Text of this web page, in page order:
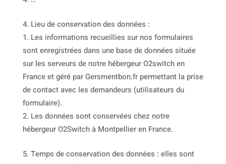
Lieu de conservation des données :
Les informations recueillies sur nos formulaires
sont enregistrées dans une base de données située
sur les serveurs de notre hébergeur O2switch en
France et géré par Gersmentbon.fr permettant la prise
de contact avec les demandeurs (utilisateurs du
formulaire).
Les données sont conservées chez notre
hébergeur O2Switch à Montpellier en France.
Temps de conservation des données : elles sont